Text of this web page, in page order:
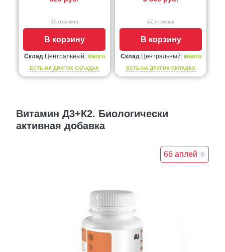
10 отзывов
В корзину
Склад Центральный: много
ЕСТЬ НА ДРУГИХ СКЛАДАХ
47 отзывов
В корзину
Склад Центральный: много
ЕСТЬ НА ДРУГИХ СКЛАДАХ
Витамин Д3+К2. Биологически
активная добавка
66 аплей